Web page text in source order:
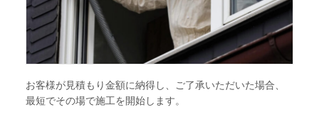
お客様が見積もり金額に納得し、ご了承いただいた場合、
最短でその場で施工を開始します。